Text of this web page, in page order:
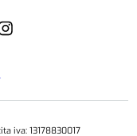
iva: 13178830017